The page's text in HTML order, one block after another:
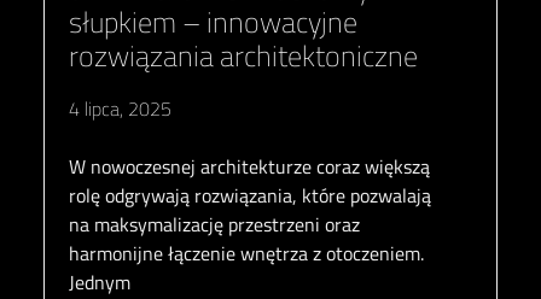
słupkiem – innowacyjne
rozwiązania architektoniczne
4 lipca, 2025
W nowoczesnej architekturze coraz większą
rolę odgrywają rozwiązania, które pozwalają
na maksymalizację przestrzeni oraz
harmonijne łączenie wnętrza z otoczeniem.
Jednym